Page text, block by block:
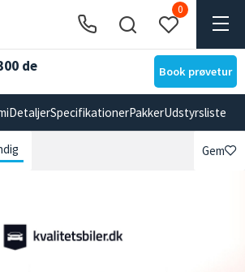
0
de Book prøvetur
DetaljerSpecifikationerPakkerUdstyrsliste
Gem